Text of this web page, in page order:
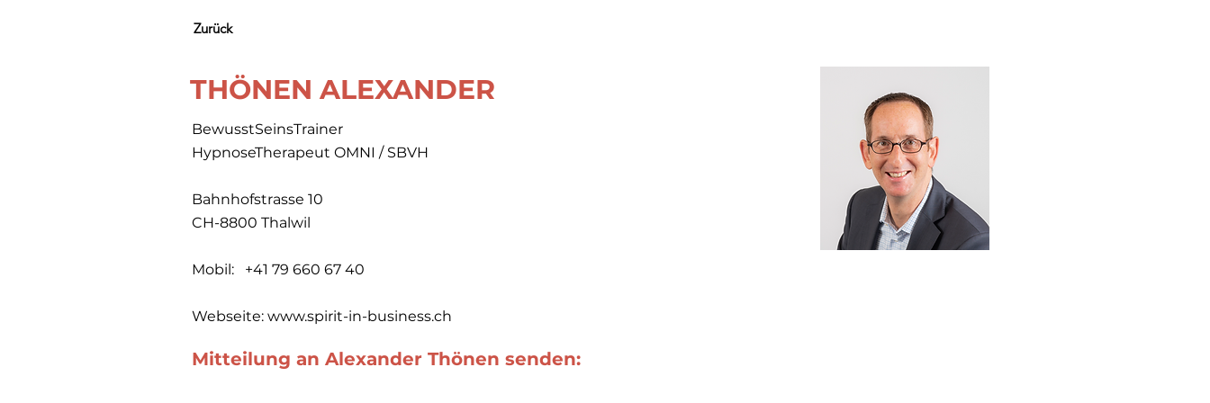
Zurück
THÖNEN ALEXANDER
BewusstSeinsTrainer
HypnoseTherapeut OMNI / SBVH
Bahnhofstrasse 10
CH-8800 Thalwil
Mobil: +41 79 660 67 40
Webseite: www.spirit-in-business.ch
Mitteilung an Alexander Thönen senden: